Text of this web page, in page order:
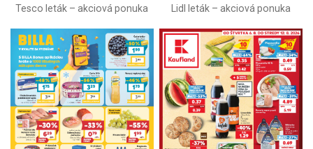
Tesco leták – akciová ponuka Lidl leták –⁠ akciová ponuka